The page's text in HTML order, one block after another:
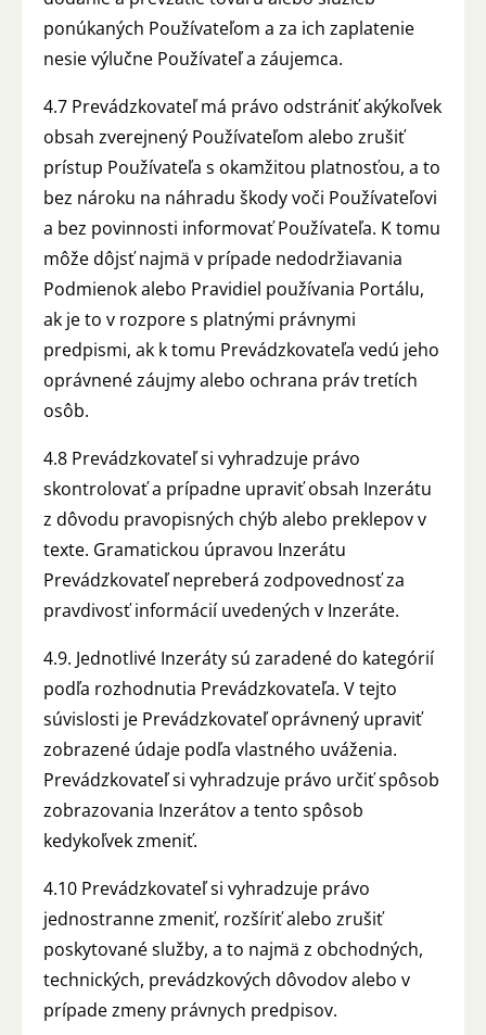
ponúkaných Používateľom a za ich zaplatenie
nesie výlučne Používateľ a záujemca.
4.7 Prevádzkovateľ má právo odstrániť akýkoľvek
obsah zverejnený Používateľom alebo zrušiť
prístup Používateľa s okamžitou platnosťou, a to
bez nároku na náhradu škody voči Používateľovi
a bez povinnosti informovať Používateľa. K tomu
môže dôjsť najmä v prípade nedodržiavania
Podmienok alebo Pravidiel používania Portálu,
ak je to v rozpore s platnými právnymi
predpismi, ak k tomu Prevádzkovateľa vedú jeho
oprávnené záujmy alebo ochrana práv tretích
osôb.
4.8 Prevádzkovateľ si vyhradzuje právo
skontrolovať a prípadne upraviť obsah Inzerátu
z dôvodu pravopisných chýb alebo preklepov v
texte. Gramatickou úpravou Inzerátu
Prevádzkovateľ nepreberá zodpovednosť za
pravdivosť informácií uvedených v Inzeráte.
4.9. Jednotlivé Inzeráty sú zaradené do kategórií
podľa rozhodnutia Prevádzkovateľa. V tejto
súvislosti je Prevádzkovateľ oprávnený upraviť
zobrazené údaje podľa vlastného uváženia.
Prevádzkovateľ si vyhradzuje právo určiť spôsob
zobrazovania Inzerátov a tento spôsob
kedykoľvek zmeniť.
4.10 Prevádzkovateľ si vyhradzuje právo
jednostranne zmeniť, rozšíriť alebo zrušiť
poskytované služby, a to najmä z obchodných,
technických, prevádzkových dôvodov alebo v
prípade zmeny právnych predpisov.